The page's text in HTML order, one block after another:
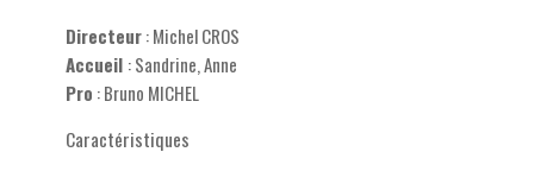
Directeur: Michel CROS
Accueil : Sandrine, Anne
Pro : Bruno MICHEL
Caractéristiques